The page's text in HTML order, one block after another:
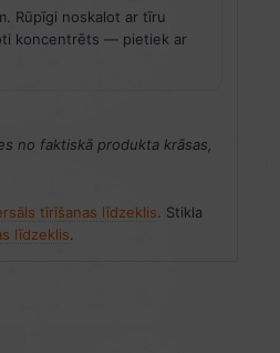
Rūpīgi noskalot ar tīru
koncentrēts — pietiek ar
no faktiskā produkta krāsas,
tīrīšanas līdzeklis. Stikla
līdzeklis.